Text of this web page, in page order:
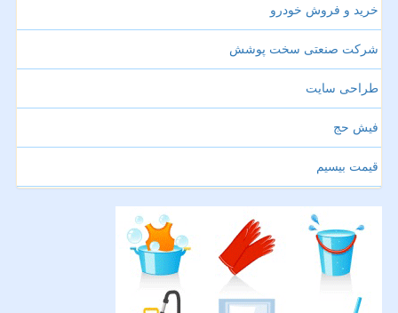
خرید و فروش خودرو
شرکت صنعتی سخت پوشش
طراحی سایت
فیش حج
قیمت بیسیم